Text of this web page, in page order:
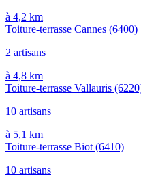
à 4,2 km
Toiture-terrasse Cannes (6400)
2 artisans
à 4,8 km
Toiture-terrasse Vallauris
10 artisans
à 5,1 km
Toiture-terrasse Biot (6410)
10 artisans